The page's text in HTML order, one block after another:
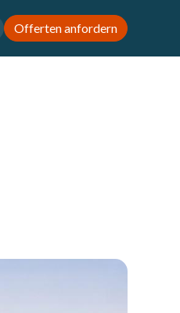
Offerten anfordern